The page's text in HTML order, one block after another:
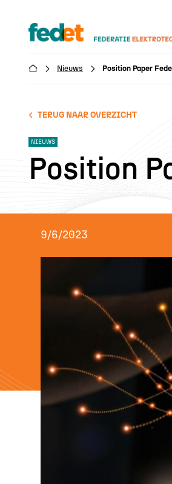
 Nieuws Position Paper
TERUG NAAR OVERZICHT
NIEUWS
Position
9/6/2023